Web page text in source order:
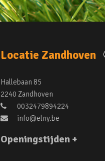
Locatie Zandhoven
Hallebaan 85
2240 Zandhoven
0032479894224
info@elny.be
Openingstijden +